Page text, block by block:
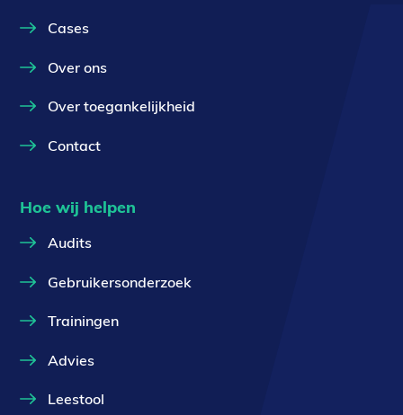
Cases
Over ons
Over toegankelijkheid
Contact
Hoe wij helpen
Audits
Gebruikersonderzoek
Trainingen
Advies
Leestool